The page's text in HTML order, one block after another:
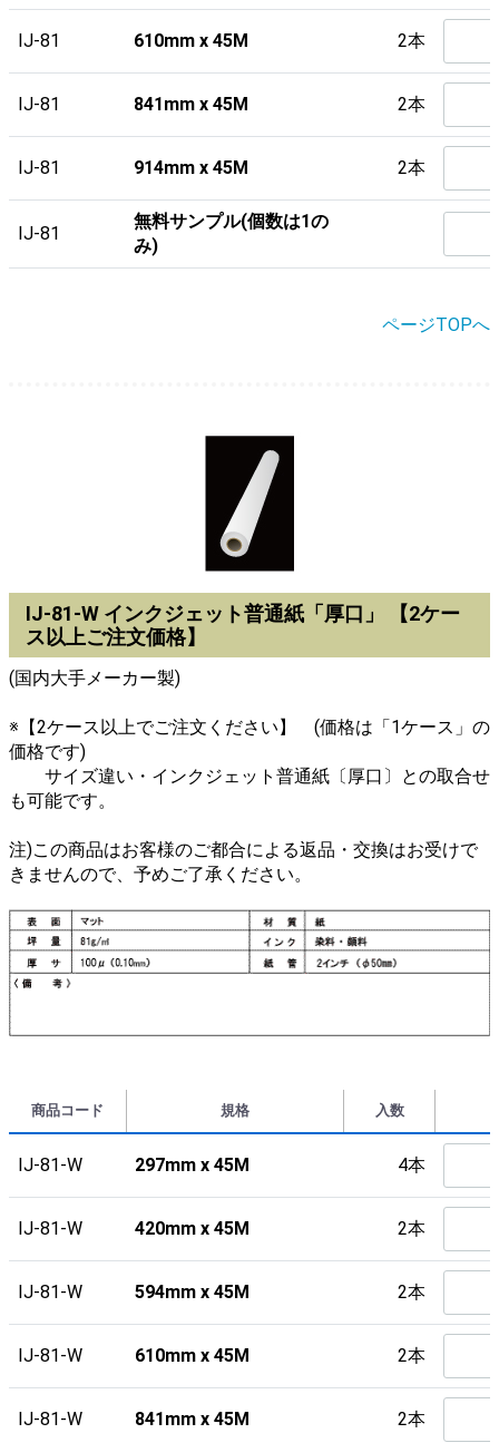
IJ-81 610mm x 45M 2本
IJ-81 841mm x 45M 2本
IJ-81 914mm x 45M 2本
IJ-81
無料サンプル(個数は1の
み)
ページTOPへ
IJ-81-W インクジェット普通紙「厚口」 【2ケー
ス以上ご注文価格】
(国内大手メーカー製)
※【2ケース以上でご注文ください】 (価格は「1ケース」の
価格です)
サイズ違い・インクジェット普通紙〔厚口〕との取合せ
も可能です。
注)この商品はお客様のご都合による返品・交換はお受けで
きませんので、予めご了承ください。
商品コード 規格 入数
IJ-81-W 297mm x 45M 4本
IJ-81-W 420mm x 45M 2本
IJ-81-W 594mm x 45M 2本
IJ-81-W 610mm x 45M 2本
IJ-81-W 841mm x 45M 2本